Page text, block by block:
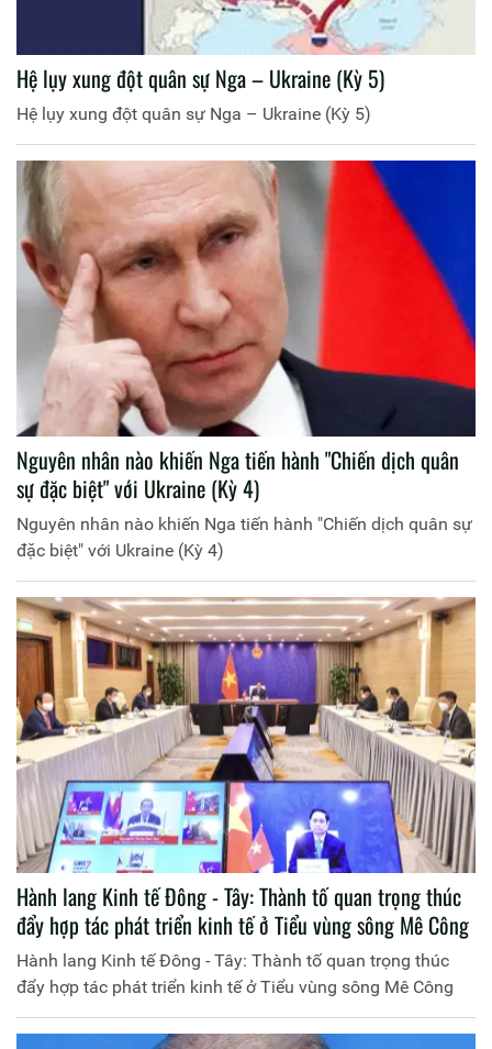
Hệ lụy xung đột quân sự Nga – Ukraine (Kỳ 5)
Hệ lụy xung đột quân sự Nga – Ukraine (Kỳ 5)
Nguyên nhân nào khiến Nga tiến hành "Chiến dịch quân
sự đặc biệt" với Ukraine (Kỳ 4)
Nguyên nhân nào khiến Nga tiến hành "Chiến dịch quân sự
đặc biệt" với Ukraine (Kỳ 4)
Hành lang Kinh tế Đông - Tây: Thành tố quan trọng thúc
đẩy hợp tác phát triển kinh tế ở Tiểu vùng sông Mê Công
Hành lang Kinh tế Đông - Tây: Thành tố quan trọng thúc
đẩy hợp tác phát triển kinh tế ở Tiểu vùng sông Mê Công